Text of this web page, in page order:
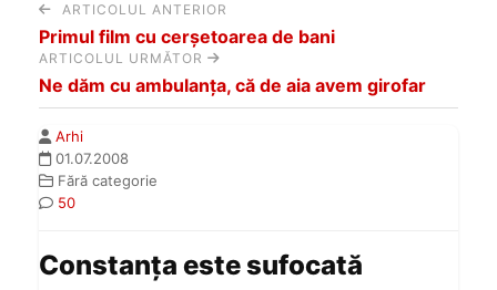
ARTICOLUL ANTERIOR
Primul film cu cerşetoarea de bani
ARTICOLUL URMĂTOR
Ne dăm cu ambulanţa, că de aia avem girofar
Arhi
01.07.2008
Fără categorie
50
Constanţa este sufocată